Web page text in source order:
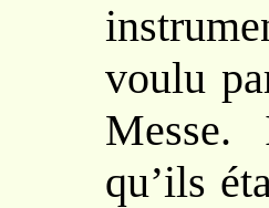
voulu
qu’ils